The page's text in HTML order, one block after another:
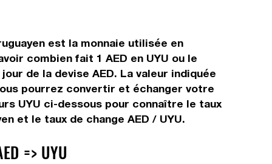
est la monnaie utilisée en
combien fait 1 AED en UYU ou le
de la devise AED. La valeur indiquée
pourrez convertir et échanger votre
UYU ci-dessous pour connaître le taux
et le taux de change AED / UYU.
=> UYU